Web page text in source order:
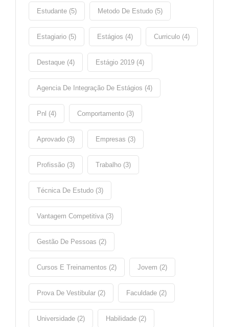
Estudante (5) Metodo De Estudo (5)
Estagiario (5) Estágios (4) Curriculo (4)
Destaque (4) Estágio 2019 (4)
Agencia De Integração De Estágios (4)
Pnl (4) Comportamento (3)
Aprovado (3) Empresas (3)
Profissão (3) Trabalho (3)
Técnica De Estudo (3)
Vantagem Competitiva (3)
Gestão De Pessoas (2)
Cursos E Treinamentos (2) Jovem (2)
Prova De Vestibular (2) Faculdade (2)
Universidade (2) Habilidade (2)